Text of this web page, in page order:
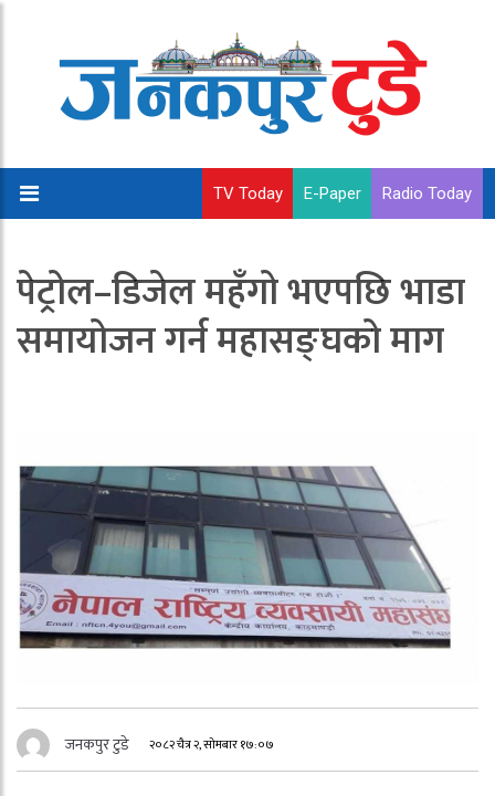
TV Today E-Paper Radio Today
पेट्रोल–डिजेल महँगो भएपछि भाडा
समायोजन गर्न महासङ्घको माग
जनकपुर टुडे २०८२ चैत्र २, सोमबार १७:०७